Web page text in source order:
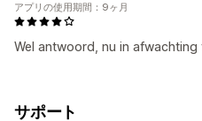
Wel antwoord, nu in afwachting
アプリの使用期間：9ヶ月
サポート